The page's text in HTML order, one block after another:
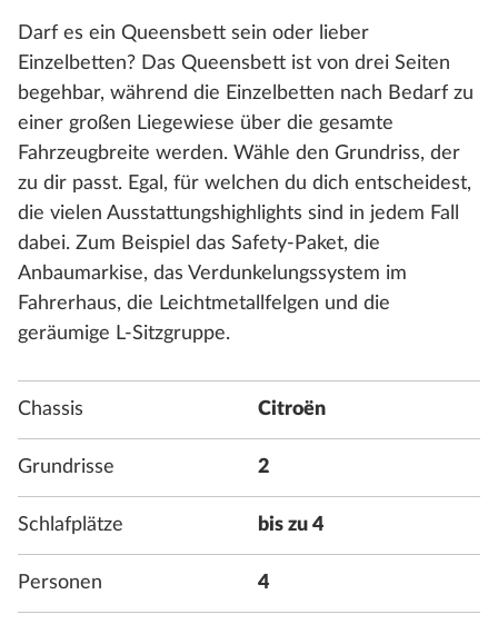
Darf es ein Queensbett sein oder lieber
Einzelbetten? Das Queensbett ist von drei Seiten
begehbar, während die Einzelbetten nach Bedarf zu
einer großen Liegewiese über die gesamte
Fahrzeugbreite werden. Wähle den Grundriss, der
zu dir passt. Egal, für welchen du dich entscheidest,
die vielen Ausstattungshighlights sind in jedem Fall
dabei. Zum Beispiel das Safety-Paket, die
Anbaumarkise, das Verdunkelungssystem im
Fahrerhaus, die Leichtmetallfelgen und die
geräumige L-Sitzgruppe.
Chassis Citroën
Grundrisse 2
Schlafplätze bis zu 4
Personen 4